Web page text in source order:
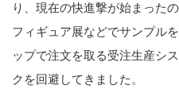
り、現在の快進撃が始まった
フィギュア展などでサンプル
ップで注文を取る受注生産シ
クを回避してきました。